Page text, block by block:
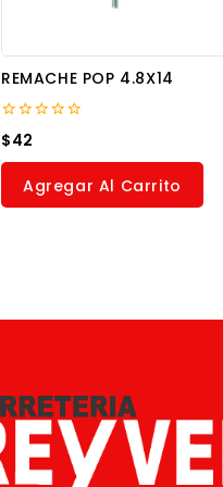
REMACHE POP 4.8X14
0
out
of
$42
Agregar Al Carrito